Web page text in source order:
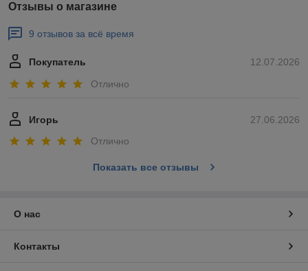
Отзывы о магазине
9 отзывов за всё время
12.07.2026
Покупатель
Отлично
27.06.2026
Игорь
Отлично
Показать все отзывы
О нас
Контакты